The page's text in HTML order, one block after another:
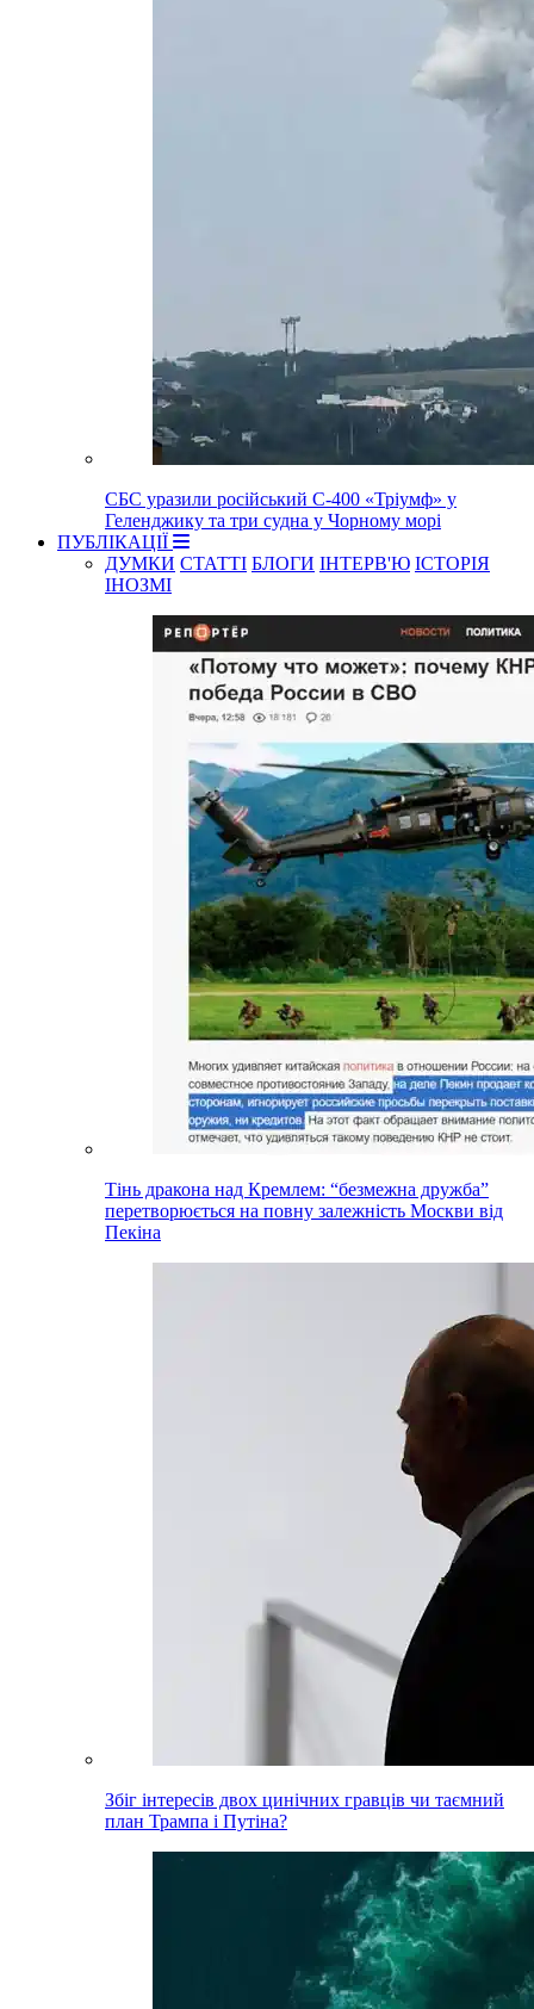
СБС уразили російський С-400 «Тріумф» у
Геленджику та три судна у Чорному морі
ПУБЛІКАЦІЇ
ДУМКИ СТАТТІ БЛОГИ ІНТЕРВ'Ю ІСТОРІЯ
ІНОЗМІ
Тінь дракона над Кремлем: “безмежна дружба”
перетворюється на повну залежність Москви від
Пекіна
Збіг інтересів двох цинічних гравців чи таємний
план Трампа і Путіна?